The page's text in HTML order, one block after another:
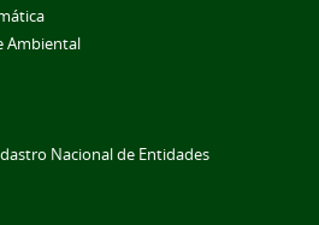
Ambiental
Nacional de Entidades